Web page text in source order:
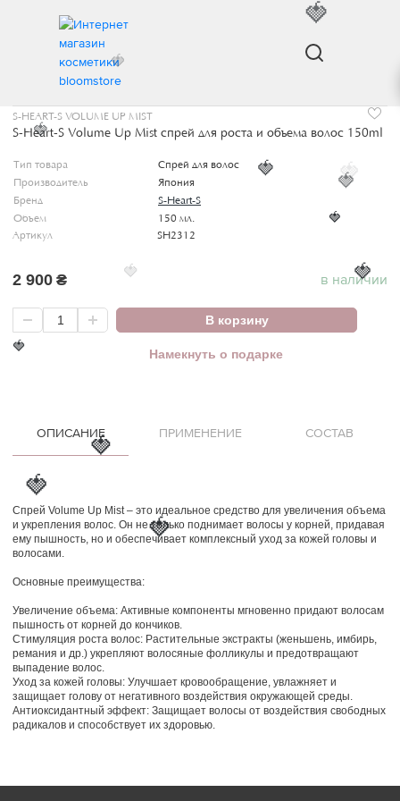
S-HEART-S VOLUME UP MIST
S-Heart-S Volume Up Mist спрей для роста и объема волос 150ml
Тип товара
Спрей для волос
Производитель
Япония
Бренд
S-Heart-S
Объем
150 мл.
Артикул
SH2312
2 900 ₴ в наличии
В корзину
Намекнуть о подарке
ОПИСАНИЕ ПРИМЕНЕНИЕ СОСТАВ
Спрей Volume Up Mist – это идеальное средство для увеличения объема
и укрепления волос. Он не только поднимает волосы у корней, придавая
ему пышность, но и обеспечивает комплексный уход за кожей головы и
волосами.
Основные преимущества:
Увеличение объема: Активные компоненты мгновенно придают волосам
пышность от корней до кончиков.
Стимуляция роста волос: Растительные экстракты (женьшень, имбирь,
ремания и др.) укрепляют волосяные фолликулы и предотвращают
выпадение волос.
Уход за кожей головы: Улучшает кровообращение, увлажняет и
защищает голову от негативного воздействия окружающей среды.
Антиоксидантный эффект: Защищает волосы от воздействия свободных
радикалов и способствует их здоровью.
🍓
🍓
🍓
🍓
🍓
🍓
🍓
🍓
🍓
🍓
🍓
🍓
🍓